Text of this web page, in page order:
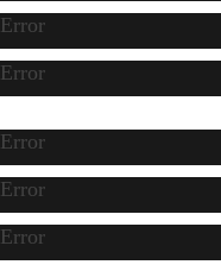
Error
Error
Error
Error
Error